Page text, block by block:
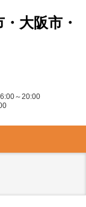
大阪市・
～20:00